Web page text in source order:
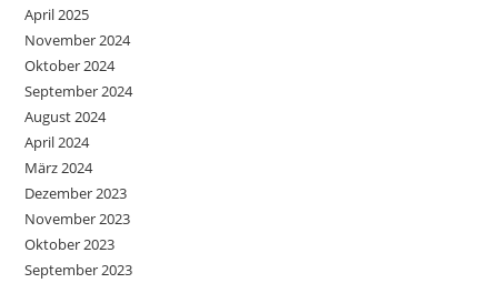
April 2025
November 2024
Oktober 2024
September 2024
August 2024
April 2024
März 2024
Dezember 2023
November 2023
Oktober 2023
September 2023